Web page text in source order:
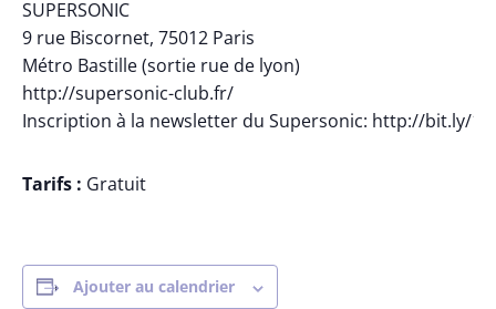
SUPERSONIC
9 rue Biscornet, 75012 Paris
Métro Bastille (sortie rue de lyon)
http://supersonic-club.fr/
Inscription à la newsletter du Supersonic: http://bit.ly/
Tarifs : Gratuit
Ajouter au calendrier